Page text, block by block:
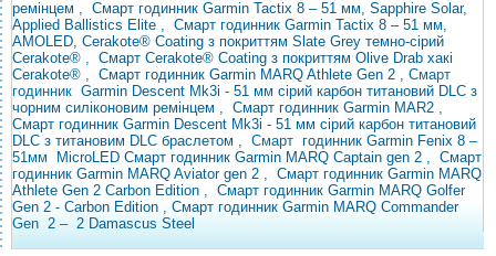
ремінцем , Смарт годинник Garmin Tactix 8 – 51 мм, Sapphire Solar,
Applied Ballistics Elite , Смарт годинник Garmin Tactix 8 – 51 мм,
AMOLED, Cerakote® Coating з покриттям Slate Grey темно-сірий
Cerakote® , Смарт Cerakote® Coating з покриттям Olive Drab хакі
Cerakote® , Смарт годинник Garmin MARQ Athlete Gen 2 , Смарт
годинник Garmin Descent Mk3i - 51 мм сірий карбон титановий DLC з
чорним силіконовим ремінцем , Смарт годинник Garmin MAR2 ,
Смарт годинник Garmin Descent Mk3i - 51 мм сірий карбон титановий
DLC з титановим DLC браслетом , Смарт годинник Garmin Fenix ​​8 –
51мм
MicroLED Смарт годинник Garmin MARQ Captain gen 2 , Смарт
годинник Garmin MARQ Aviator gen 2 , Смарт годинник Garmin MARQ
Athlete Gen 2 Carbon Edition , Смарт годинник Garmin MARQ Golfer
Gen 2 - Carbon Edition , Смарт годинник Garmin MARQ Commander
Gen 2 – 2 Damascus Steel